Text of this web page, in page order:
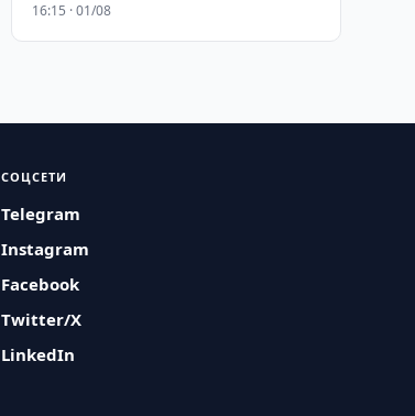
16:15 · 01/08
СОЦСЕТИ
Telegram
Instagram
Facebook
Twitter/X
LinkedIn